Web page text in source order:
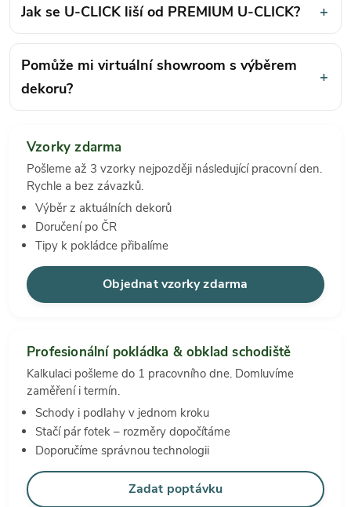
Jak se U-CLICK liší od PREMIUM U-CLICK? +
Pomůže mi virtuální showroom s výběrem
dekoru?
+
Vzorky zdarma
Pošleme až 3 vzorky nejpozději následující pracovní den.
Rychle a bez závazků.
Výběr z aktuálních dekorů
Doručení po ČR
Tipy k pokládce přibalíme
Objednat vzorky zdarma
Profesionální pokládka & obklad schodiště
Kalkulaci pošleme do 1 pracovního dne. Domluvíme
zaměření i termín.
Schody i podlahy v jednom kroku
Stačí pár fotek – rozměry dopočítáme
Doporučíme správnou technologii
Zadat poptávku